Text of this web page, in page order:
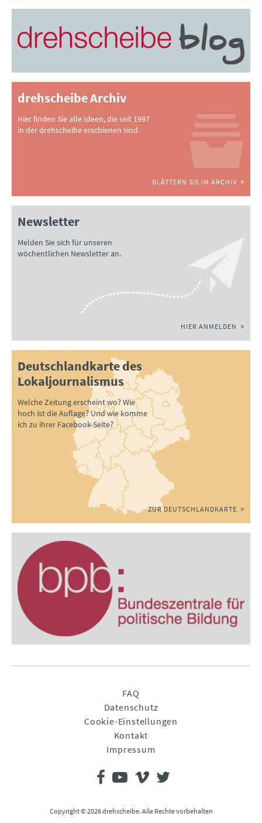
drehscheibe Archiv
Hier finden Sie alle Ideen, die seit 1997
in der drehscheibe erschienen sind.
BLÄTTERN SIE IM ARCHIV
Newsletter
Melden Sie sich für unseren
wöchentlichen Newsletter an.
HIER ANMELDEN
Deutschlandkarte des
Lokaljournalismus
Welche Zeitung erscheint wo? Wie
hoch ist die Auflage? Und wie komme
ich zu ihrer Facebook-Seite?
ZUR DEUTSCHLANDKARTE
FAQ
Datenschutz
Cookie-Einstellungen
Kontakt
Impressum
Copyright © 2026 drehscheibe. Alle Rechte vorbehalten